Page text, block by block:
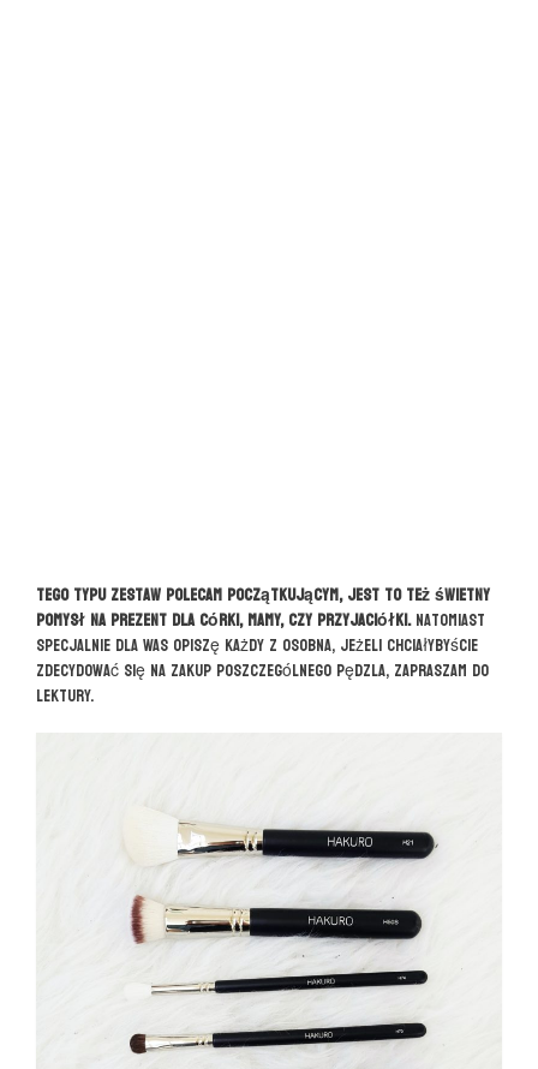
Tego typu zestaw polecam początkującym, jest to też świetny
pomysł na prezent dla córki, mamy, czy przyjaciółki.Natomiast
specjalnie dla Was opiszę każdy z osobna, jeżeli chciałybyście
zdecydować się na zakup poszczególnego pędzla, zapraszam do
lektury.